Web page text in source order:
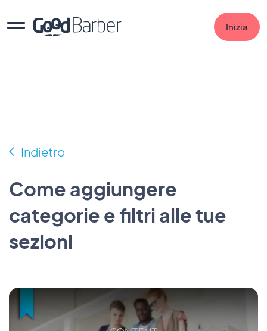
Inizia
Indietro
Come aggiungere
categorie e filtri alle tue
sezioni